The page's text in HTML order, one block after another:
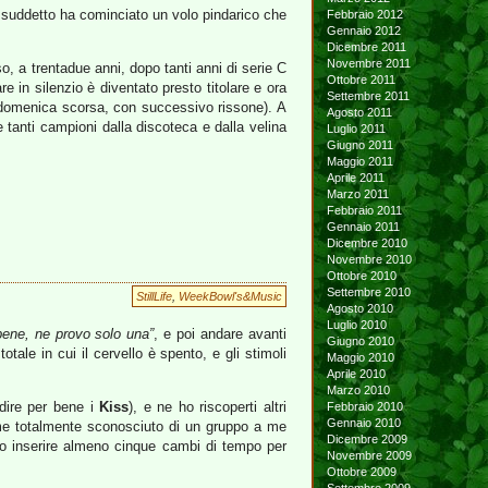
ha cominciato un volo pindarico che
a trentadue anni, dopo tanti anni di serie C
in silenzio è diventato presto titolare e ora
scorsa, con successivo rissone). A
campioni dalla discoteca e dalla velina
StillLife WeekBowl's&Music
ne provo solo una”, e poi andare avanti
in cui il cervello è spento, e gli stimoli
per bene i Kiss), e ne ho riscoperti altri
totalmente sconosciuto di un gruppo a me
inserire almeno cinque cambi di tempo per
Febbraio 2012
Gennaio 2012
Dicembre 2011
Novembre 2011
Ottobre 2011
Settembre 2011
Agosto 2011
Luglio 2011
Giugno 2011
Maggio 2011
Aprile 2011
Marzo 2011
Febbraio 2011
Gennaio 2011
Dicembre 2010
Novembre 2010
Ottobre 2010
Settembre 2010
Agosto 2010
Luglio 2010
Giugno 2010
Maggio 2010
Aprile 2010
Marzo 2010
Febbraio 2010
Gennaio 2010
Dicembre 2009
Novembre 2009
Ottobre 2009